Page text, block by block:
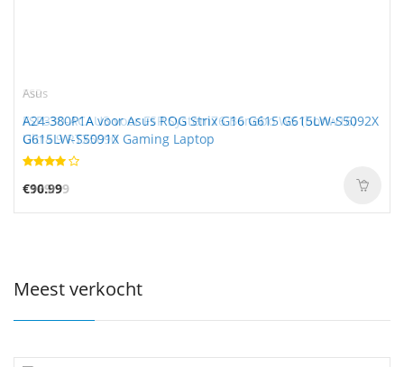
FSP
FSP330-ACAU3 voor FSP System76 Bonobo WS (bonw16)
Ultra 9 RTX5090
€169.99
Asus
A24-380P1A voor Asus ROG Strix G16 G615 G615LW-S5092X
G615LW-S5091X Gaming Laptop
€90.99
Meest verkocht